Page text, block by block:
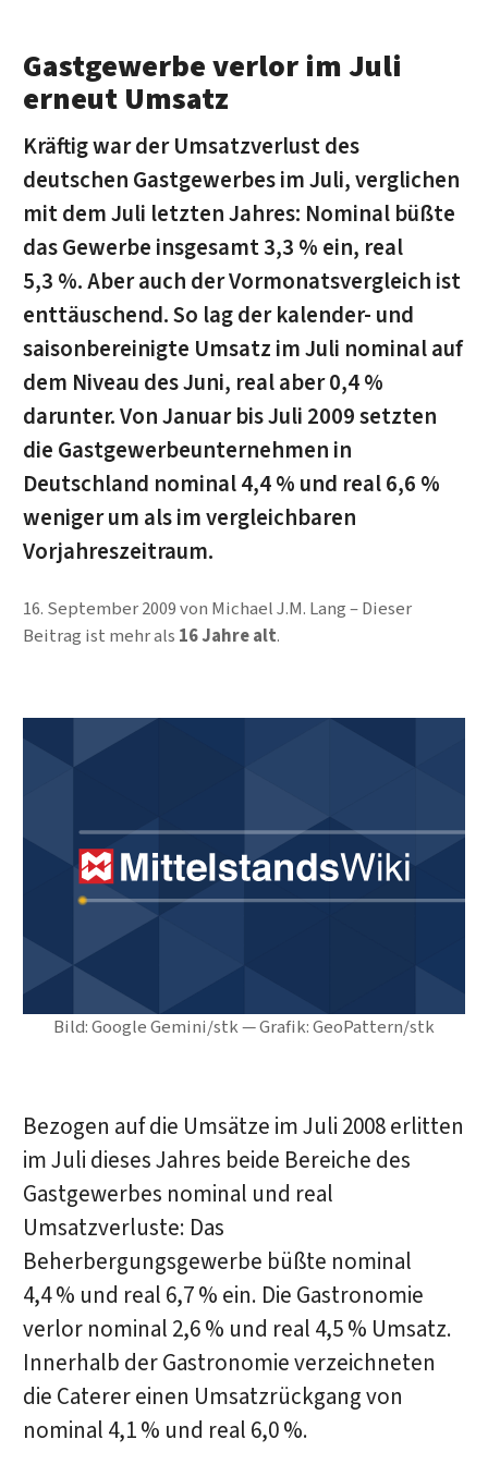
Bild: Google Gemini/stk — Grafik: GeoPattern/stk
Gastgewerbe verlor im Juli
erneut Umsatz
Kräftig war der Umsatzverlust des
deutschen Gastgewerbes im Juli, verglichen
mit dem Juli letzten Jahres: Nominal büßte
das Gewerbe insgesamt 3,3 % ein, real
5,3 %. Aber auch der Vormonatsvergleich ist
enttäuschend. So lag der kalender- und
saisonbereinigte Umsatz im Juli nominal auf
dem Niveau des Juni, real aber 0,4 %
darunter. Von Januar bis Juli 2009 setzten
die Gastgewerbeunternehmen in
Deutschland nominal 4,4 % und real 6,6 %
weniger um als im vergleichbaren
Vorjahreszeitraum.
16. September 2009von Michael J.M. Lang
Dieser
Beitrag ist mehr als 16 Jahre alt.
Bezogen auf die Umsätze im Juli 2008 erlitten
im Juli dieses Jahres beide Bereiche des
Gastgewerbes nominal und real
Umsatzverluste: Das
Beherbergungsgewerbe büßte nominal
4,4 % und real 6,7 % ein. Die Gastronomie
verlor nominal 2,6 % und real 4,5 % Umsatz.
Innerhalb der Gastronomie verzeichneten
die Caterer einen Umsatzrückgang von
nominal 4,1 % und real 6,0 %.